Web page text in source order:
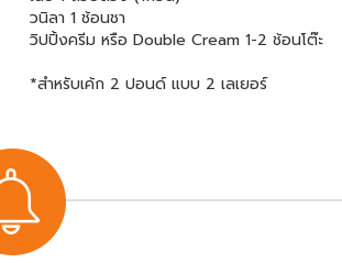
วนิลา 1 ช้อนชา
วิปปิ้งครีม หรือ Double Cream 1-2 ช้อนโต๊ะ
*สำหรับเค้ก 2 ปอนด์ แบบ 2 เลเยอร์